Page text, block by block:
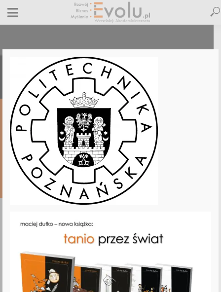
politechnika-poznanska-akademia-
internetu
19 września 2018 Dodaj komentarz Maciej Dutko 1 minut czytania
DODAJ
KOMENTARZ